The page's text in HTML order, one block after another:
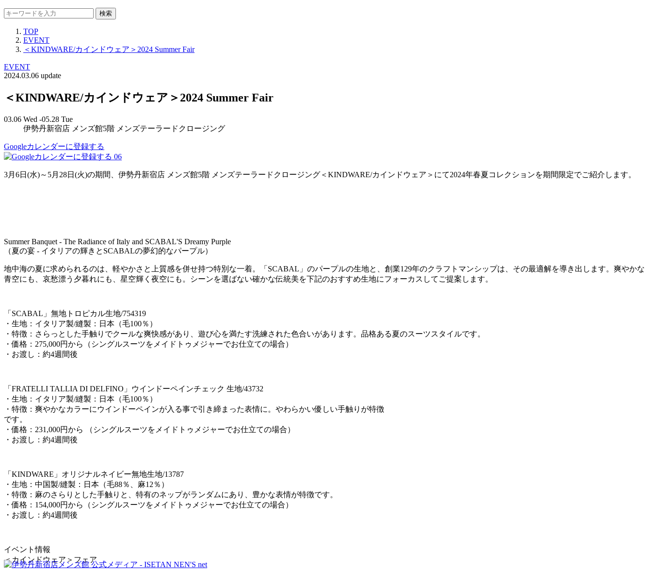
検索
TOP
EVENT
＜KINDWARE/カインドウェア＞2024 Summer Fair
EVENT
2024.03.06 update
＜KINDWARE/カインドウェア＞2024 Summer Fair
03.06 Wed -05.28 Tue
伊勢丹新宿店 メンズ館5階 メンズテーラードクロージング
Googleカレンダーに登録する
06
3月6日(水)～5月28日(火)の期間、伊勢丹新宿店 メンズ館5階 メンズテーラードクロージング＜KINDWARE/カインドウェア＞にて2024年春夏コレクションを期間限定でご紹介します。
Summer Banquet - The Radiance of Italy and SCABAL'S Dreamy Purple
（夏の宴 - イタリアの輝きとSCABALの夢幻的なパープル）
地中海の夏に求められるのは、軽やかさと上質感を併せ持つ特別な一着。「SCABAL」のパープルの生地と、創業129年のクラフトマンシップは、その最適解を導き出します。爽やかな
青空にも、哀愁漂う夕暮れにも、星空輝く夜空にも。シーンを選ばない確かな伝統美を下記のおすすめ生地にフォーカスしてご提案します。
「SCABAL」無地トロピカル生地/754319
・生地：イタリア製/縫製：日本（毛100％）
・特徴：さらっとした手触りでクールな爽快感があり、遊び心を満たす洗練された色合いがあります。品格ある夏のスーツスタイルです。
・価格：275,000円から（シングルスーツをメイドトゥメジャーでお仕立ての場合）
・お渡し：約4週間後
「FRATELLI TALLIA DI DELFINO」ウインドーペインチェック 生地/43732
・生地：イタリア製/縫製：日本（毛100％）
・特徴：爽やかなカラーにウインドーペインが入る事で引き締まった表情に。やわらかい優しい手触りが特徴
です。
・価格：231,000円から （シングルスーツをメイドトゥメジャーでお仕立ての場合）
・お渡し：約4週間後
「KINDWARE」オリジナルネイビー無地生地/13787
・生地：中国製/縫製：日本（毛88％、麻12％）
・特徴：麻のさらりとした手触りと、特有のネップがランダムにあり、豊かな表情が特徴です。
・価格：154,000円から（シングルスーツをメイドトゥメジャーでお仕立ての場合）
・お渡し：約4週間後
イベント情報
＜カインドウェア＞フェア